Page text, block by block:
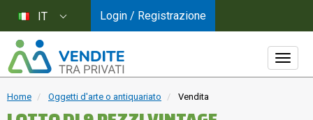
Home Oggetti d'arte o antiquariato Vendita
IT Login / Registrazione